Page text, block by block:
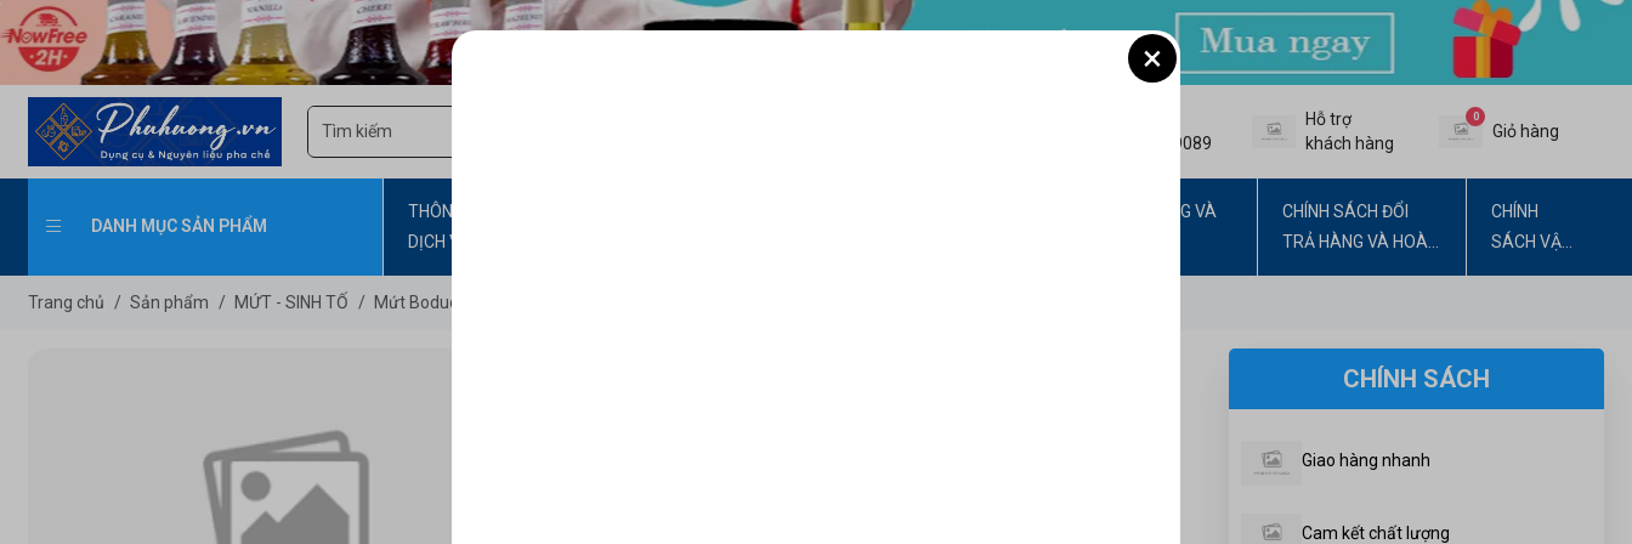
0978059089
Hỗ trợ
khách hàng
0
Giỏ hàng
DANH MỤC SẢN PHẨM
THÔNG TIN SẢN PHẦM –
DỊCH VỤ DO CÔNG TY CUNG
CẤP
CHÍNH SÁCH HOẠT ĐỘNG VÀ
CHÍNH SÁCH ĐỔI
TRẢ HÀNG VÀ HOÀN
TIỀN
CHÍNH
SÁCH VẬN
CHUYỂN
Trang chủ
/ Sản phẩm / MỨT - SINH TỐ / Mứt Boduo hoa hồng 1kg
CHÍNH SÁCH
Giao hàng nhanh
Cam kết chất lượng
×